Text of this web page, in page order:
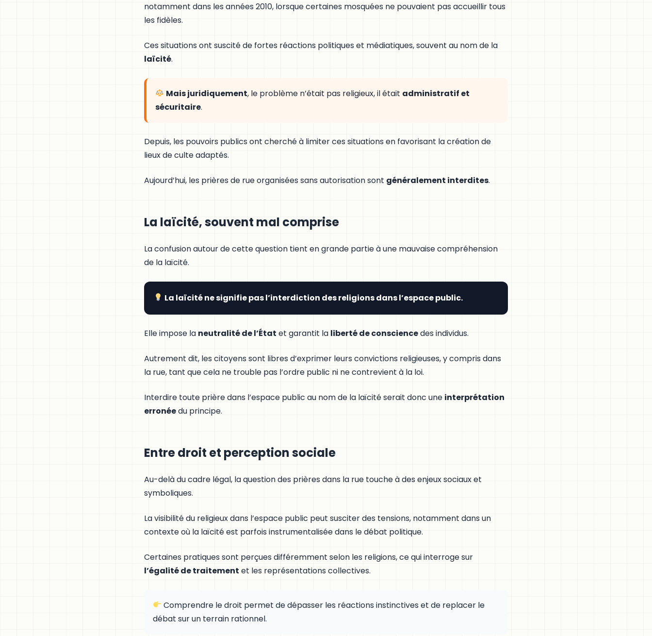
notamment dans les années 2010, lorsque certaines mosquées ne pouvaient pas accueillir tous
les fidèles.
Ces situations ont suscité de fortes réactions politiques et médiatiques, souvent au nom de la
laïcité.
Mais juridiquement, le problème n’était pas religieux, il était administratif et
sécuritaire.
Depuis, les pouvoirs publics ont cherché à limiter ces situations en favorisant la création de
lieux de culte adaptés.
Aujourd’hui, les prières de rue organisées sans autorisation sont généralement interdites.
La laïcité, souvent mal comprise
La confusion autour de cette question tient en grande partie à une mauvaise compréhension
de la laïcité.
La laïcité ne signifie pas l’interdiction des religions dans l’espace public.
Elle impose la neutralité de l’État et garantit la liberté de consciencedes individus.
Autrement dit, les citoyens sont libres d’exprimer leurs convictions religieuses, y compris dans
la rue, tant que cela ne trouble pas l’ordre public ni ne contrevient à la loi.
Interdire toute prière dans l’espace public au nom de la laïcité serait donc une interprétation
erronéedu principe.
Entre droit et perception sociale
Au-delà du cadre légal, la question des prières dans la rue touche à des enjeux sociaux et
symboliques.
La visibilité du religieux dans l’espace public peut susciter des tensions, notamment dans un
contexte où la laïcité est parfois instrumentalisée dans le débat politique.
Certaines pratiques sont perçues différemment selon les religions, ce qui interroge sur
l’égalité de traitement et les représentations collectives.
Comprendre le droit permet de dépasser les réactions instinctives et de replacer le
débat sur un terrain rationnel.